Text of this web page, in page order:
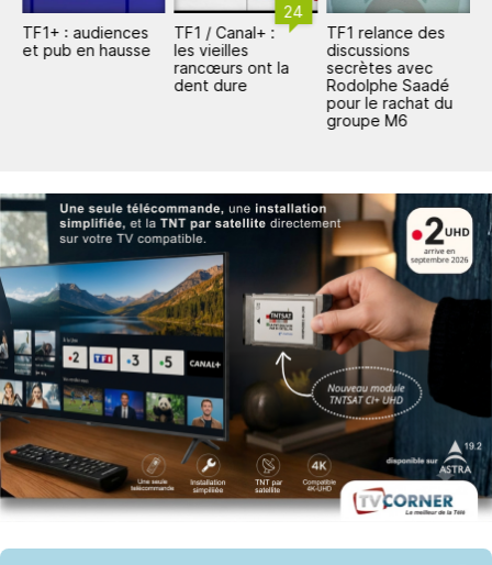
TF1+ : audiences
et pub en hausse
24
TF1 / Canal+ :
les vieilles
rancœurs ont la
dent dure
TF1 relance des
discussions
secrètes avec
Rodolphe Saadé
pour le rachat du
groupe M6